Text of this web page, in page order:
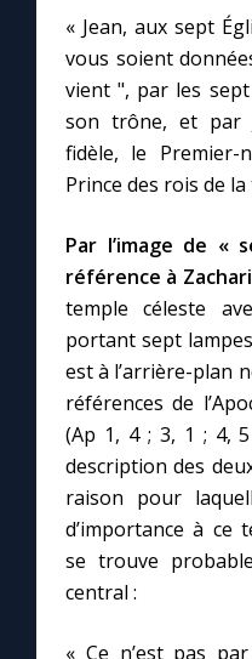
« Jean, aux sept
vous soient
vient ", par les
son trône, et par
fidèle, le Premier-
Prince des rois de
Par l’image de «
référence à
temple céleste
portant sept
est à l’arrière-plan
références de
(Ap 1, 4 ; 3, 1 ; 4,
description des
raison pour
d’importance à ce
se trouve
central :
« Ce n’est pas